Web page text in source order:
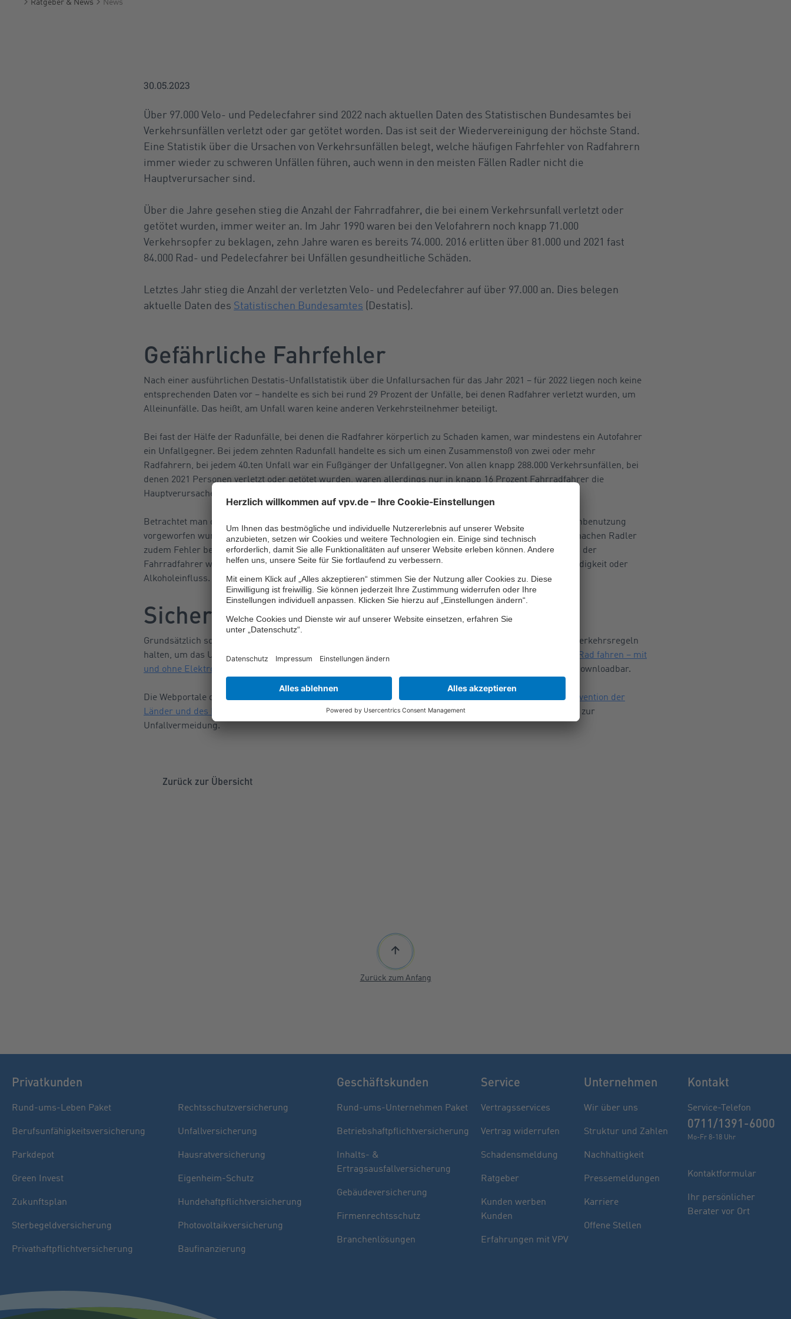
Finden Sie Ihren Berater
Sie haben noch Fragen oder möchten sich
indivuell beraten lassen.
30.05.2023
Über 97.000 Velo- und Pedelecfahrer sind 2022 nach aktuellen Daten des Statistischen Bundesamtes bei
Verkehrsunfällen verletzt oder gar getötet worden. Das ist seit der Wiedervereinigung der höchste Stand.
Eine Statistik über die Ursachen von Verkehrsunfällen belegt, welche häufigen Fahrfehler von Radfahrern
immer wieder zu schweren Unfällen führen, auch wenn in den meisten Fällen Radler nicht die
Hauptverursacher sind.
Über die Jahre gesehen stieg die Anzahl der Fahrradfahrer, die bei einem Verkehrsunfall verletzt oder
getötet wurden, immer weiter an. Im Jahr 1990 waren bei den Velofahrern noch knapp 71.000
Verkehrsopfer zu beklagen, zehn Jahre waren es bereits 74.000. 2016 erlitten über 81.000 und 2021 fast
84.000 Rad- und Pedelecfahrer bei Unfällen gesundheitliche Schäden.
Letztes Jahr stieg die Anzahl der verletzten Velo- und Pedelecfahrer auf über 97.000 an. Dies belegen
aktuelle Daten des Statistischen Bundesamtes (Destatis).
Gefährliche Fahrfehler
Nach einer ausführlichen Destatis-Unfallstatistik über die Unfallursachen für das Jahr 2021 – für 2022 liegen noch keine
entsprechenden Daten vor – handelte es sich bei rund 29 Prozent der Unfälle, bei denen Radfahrer verletzt wurden, um
Alleinunfälle. Das heißt, am Unfall waren keine anderen Verkehrsteilnehmer beteiligt.
Bei fast der Hälfe der Radunfälle, bei denen die Radfahrer körperlich zu Schaden kamen, war mindestens ein Autofahrer
ein Unfallgegner. Bei jedem zehnten Radunfall handelte es sich um einen Zusammenstoß von zwei oder mehr
Radfahrern, bei jedem 40.ten Unfall war ein Fußgänger der Unfallgegner. Von allen knapp 288.000 Verkehrsunfällen, bei
denen 2021 Personen verletzt oder getötet wurden, waren allerdings nur in knapp 16 Prozent Fahrradfahrer die
Hauptverursacher.
Betrachtet man die Unfallursachen, so zeigt sich, dass den Radlern besonders häufig eine falsche Straßenbenutzung
vorgeworfen wurde. Auf Platz zwei liegen Fahrfehler in Bezug auf die Vorfahrt oder den Vorrang. Häufig machen Radler
zudem Fehler beim Abbiegen und Wenden sowie beim Ein- und Anfahren. Weitere Unfallursachen seitens der
Fahrradfahrer waren eine der Verkehrssituation oder den Straßenverhältnissen unangepassten Geschwindigkeit oder
Alkoholeinfluss.
Sicherheitstipps von Experten
Grundsätzlich sollten sich alle Verkehrsteilnehmer, also auch Rad- und Pedelecfahrer, an die geltenden Verkehrsregeln
halten, um das Unfallrisiko zu minimieren. Detaillierte Informationen dazu enthält die Broschüre „
Sicher Rad fahren – mit
und ohne Elektroantrieb
kostenlos downloadbar.
Die Webportale des Allgemeinen Deutschen Fahrrad-Clubs e.V.
Polizeilichen Kriminalprävention der
Länder und des Bundes
informieren zudem über rechtliche Aspekte beim Radfahren und enthalten Tipps zur
Unfallvermeidung.
Zurück zur Übersicht
Zurück zum Anfang
Privatkunden
Rund-ums-Leben Paket
Berufsunfähigkeitsversicherung
Parkdepot
Green Invest
Zukunftsplan
Sterbegeldversicherung
Privathaftpflichtversicherung
Rechtsschutzversicherung
Unfallversicherung
Hausratversicherung
Eigenheim-Schutz
Hundehaftpflichtversicherung
Photovoltaikversicherung
Baufinanzierung
Geschäftskunden
Rund-ums-Unternehmen Paket
Betriebshaftpflichtversicherung
Inhalts- &
Ertragsausfallversicherung
Gebäudeversicherung
Firmenrechtsschutz
Branchenlösungen
Service
Vertragsservices
Vertrag widerrufen
Schadensmeldung
Ratgeber
Kunden werben
Kunden
Erfahrungen mit VPV
Unternehmen
Wir über uns
Struktur und Zahlen
Nachhaltigkeit
Pressemeldungen
Karriere
Offene Stellen
Kontakt
Service-Telefon
0711/1391-6000
Mo-Fr 8-18 Uhr
Kontaktformular
Ihr persönlicher
Berater vor Ort